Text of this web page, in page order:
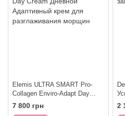
Elemis ULTRA SMART Pro-
Collagen Enviro-Adapt Day
Cream Дневной Адаптивный
крем для разглаживания
7 800 грн 2